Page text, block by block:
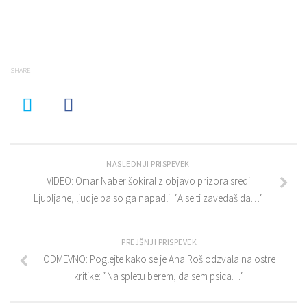
SHARE
NASLEDNJI PRISPEVEK
VIDEO: Omar Naber šokiral z objavo prizora sredi
Ljubljane, ljudje pa so ga napadli: ”A se ti zavedaš da…”
PREJŠNJI PRISPEVEK
ODMEVNO: Poglejte kako se je Ana Roš odzvala na ostre
kritike: ”Na spletu berem, da sem psica…”